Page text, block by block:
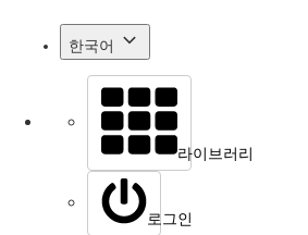
한국어
라이브러리
로그인